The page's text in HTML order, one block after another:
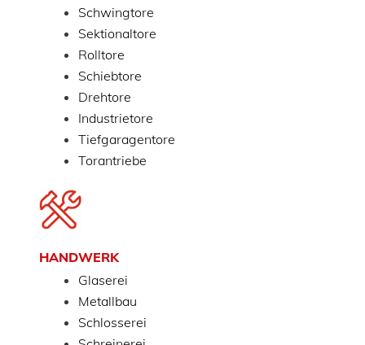
Schwingtore
Sektionaltore
Rolltore
Schiebtore
Drehtore
Industrietore
Tiefgaragentore
Torantriebe
HANDWERK
Glaserei
Metallbau
Schlosserei